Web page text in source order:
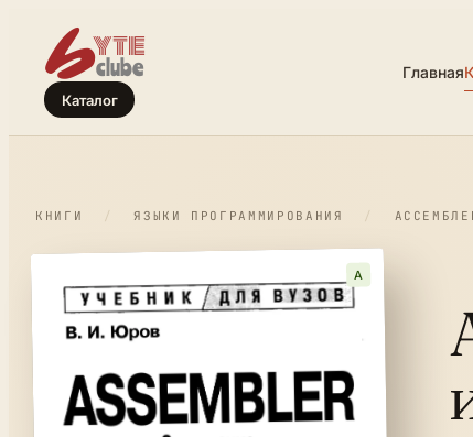
Каталог
Главная
КНИГИ / ЯЗЫКИ ПРОГРАММИРОВАНИЯ /
A